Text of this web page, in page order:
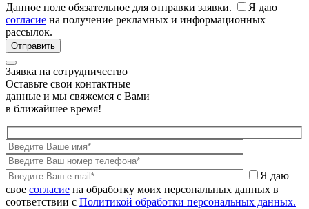
Данное поле обязательное для отправки заявки.
Я даю
согласие на получение рекламных и информационных
рассылок.
Заявка на сотрудничество
Оставьте свои контактные
данные и мы свяжемся с Вами
в ближайшее время!
Я даю
свое согласие на обработку моих персональных данных в
соответствии с Политикой обработки персональных данных.